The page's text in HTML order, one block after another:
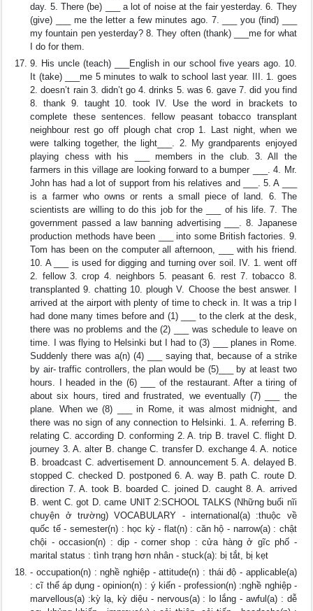
day. 5. There (be) ___ a lot of noise at the fair yesterday. 6. They
(give) ___ me the letter a few minutes ago. 7. ___ you (find) ___
my fountain pen yesterday? 8. They often (thank) ___me for what
I do for them.
9. His uncle (teach) ___English in our school five years ago. 10.
It (take) ___me 5 minutes to walk to school last year. III. 1. goes
2. doesn’t rain 3. didn’t go 4. drinks 5. was 6. gave 7. did you find
8. thank 9. taught 10. took IV. Use the word in brackets to
complete these sentences. fellow peasant tobacco transplant
neighbour rest go off plough chat crop 1. Last night, when we
were talking together, the light___. 2. My grandparents enjoyed
playing chess with his ___ members in the club. 3. All the
farmers in this village are looking forward to a bumper ___. 4. Mr.
John has had a lot of support from his relatives and ___. 5. A ___
is a farmer who owns or rents a small piece of land. 6. The
scientists are willing to do this job for the ___ of his life. 7. The
government passed a law banning advertising ___. 8. Japanese
production methods have been ___ into some British factories. 9.
Tom has been on the computer all afternoon, ___ with his friend.
10. A ___ is used for digging and turning over soil. IV. 1. went off
2. fellow 3. crop 4. neighbors 5. peasant 6. rest 7. tobacco 8.
transplanted 9. chatting 10. plough V. Choose the best answer. I
arrived at the airport with plenty of time to check in. It was a trip I
had done many times before and (1) ___ to the clerk at the desk,
there was no problems and the (2) ___ was schedule to leave on
time. I was flying to Helsinki but I had to (3) ___ planes in Rome.
Suddenly there was a(n) (4) ___ saying that, because of a strike
by air- traffic controllers, the plan would be (5)___ by at least two
hours. I headed in the (6) ___ of the restaurant. After a tiring of
about six hours, tired and frustrated, we eventually (7) ___ the
plane. When we (8) ___ in Rome, it was almost midnight, and
there was no sign of any connection to Helsinki. 1. A. referring B.
relating C. according D. conforming 2. A. trip B. travel C. flight D.
journey 3. A. alter B. change C. transfer D. exchange 4. A. notice
B. broadcast C. advertisement D. announcement 5. A. delayed B.
stopped C. checked D. postponed 6. A. way B. path C. route D.
direction 7. A. took B. boarded C. joined D. caught 8. A. arrived
B. went C. got D. came UNIT 2:SCHOOL TALKS (Những buổi nĩi
chuyện ở trường) VOCABULARY - international(a) :thuộc về
quốc tế - semester(n) : học kỳ - flat(n) : căn hộ - narrow(a) : chật
chội - occasion(n) : dịp - corner shop : cửa hàng ở gĩc phố -
marital status : tình trạng hơn nhân - stuck(a): bị tắt, bị kẹt
- occupation(n) : nghề nghiệp - attitude(n) : thái độ - applicable(a)
: cĩ thể áp dụng - opinion(n) : ý kiến - profession(n) :nghề nghiệp -
marvellous(a) :kỳ lạ, kỳ diệu - nervous(a) : lo lắng - awful(a) : dễ